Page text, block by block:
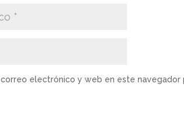
correo electrónico y web en este